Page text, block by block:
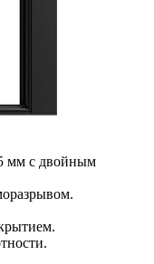
мм с двойным